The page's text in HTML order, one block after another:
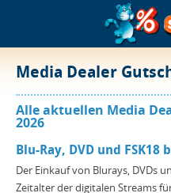
Media Dealer
Alle aktuellen Media
2026
Blu-Ray, DVD und FSK18
Der Einkauf von Blurays, DVDs
Zeitalter der digitalen Streams